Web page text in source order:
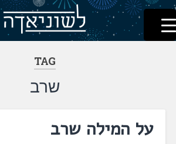
דלג
לתוכן
לשוניאדה
עברית. לשון. שפה
TAG
שרב
על המילה שרב